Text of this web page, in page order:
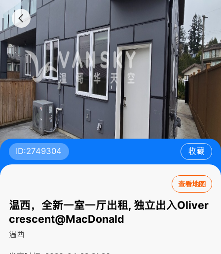
ID:2749304 收藏
查看地图
温西，全新一室一厅出租, 独立出入Oliver
crescent@MacDonald
温西